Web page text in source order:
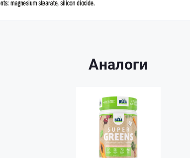
Аналоги